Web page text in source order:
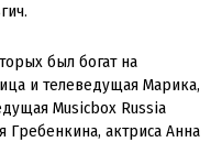
был богат на
и телеведущая Марика,
Musicbox Russia
Гребенкина, актриса Анна